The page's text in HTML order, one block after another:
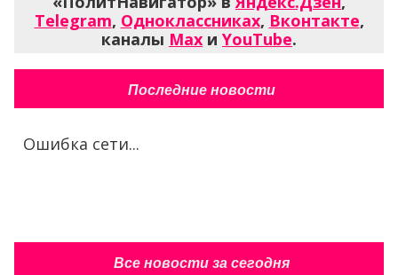
Telegram, Одноклассниках, Вконтакте,
каналы Max и YouTube.
Последние новости
Ошибка сети...
Все новости за сегодня